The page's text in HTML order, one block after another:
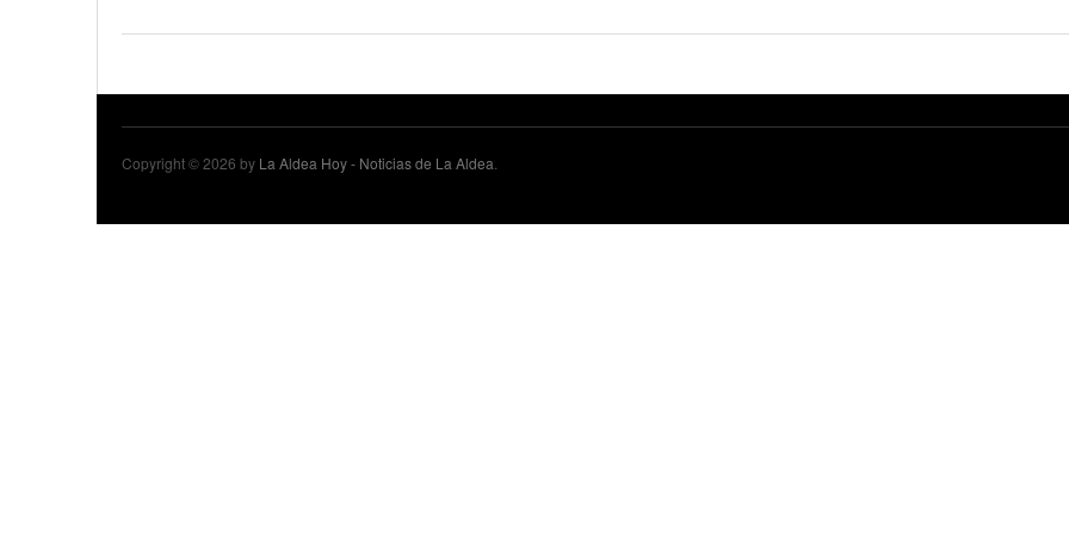
Nicolás 18 junio, 2023
Copyright © 2026 by La Aldea Hoy - Noticias de La Aldea